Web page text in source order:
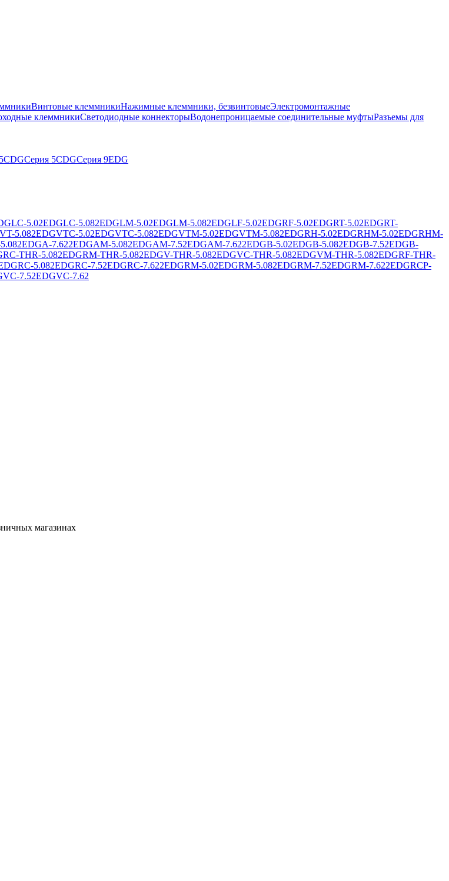
Винтовые клеммникиНажимные клеммники, безвинтовыеЭлектромонтажные
клеммникиСветодиодные коннекторыВодонепроницаемые соединительные муфтыРазъемы для
Серия 5CDGСерия 9EDG
5.02EDGLC-5.082EDGLM-5.02EDGLM-5.082EDGLF-5.02EDGRF-5.02EDGRT-5.02EDGRT-
5.082EDGVTC-5.02EDGVTC-5.082EDGVTM-5.02EDGVTM-5.082EDGRH-5.02EDGRHM-5.02EDGRHM-
2EDGA-7.622EDGAM-5.082EDGAM-7.52EDGAM-7.622EDGB-5.02EDGB-5.082EDGB-7.52EDGB-
THR-5.082EDGRM-THR-5.082EDGV-THR-5.082EDGVC-THR-5.082EDGVM-THR-5.082EDGRF-THR-
5.082EDGRC-7.52EDGRC-7.622EDGRM-5.02EDGRM-5.082EDGRM-7.52EDGRM-7.622EDGRCP-
7.52EDGVC-7.62
магазинах